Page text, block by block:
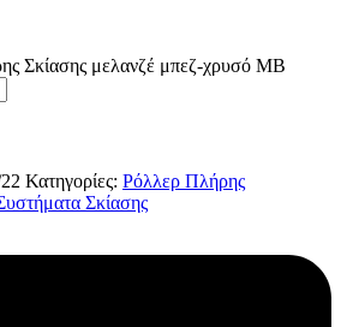
Σκίασης μελανζέ μπεζ-χρυσό MB
Κατηγορίες: Ρόλλερ Πλήρης
Σκίασης